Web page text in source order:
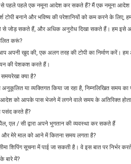
से पहले पहले एक नमूना आदेश कर सकते हैं? मैं एक नमूना
टोपी बनाने और भविष्य की परेशानियों को कम करने के
से जोड़ सकते हैं, और अधिक अनुरोध दिखा सकते हैं। हम इसे
करूं?
अपनी खुद की, एक अलग तरह की टोपी का निर्माण करें।
की पेशकश करते हैं।
क्या है?
या व्यक्तिगत किया जा रहा है, निम्नलिखित
को आपके पास भेजने में लगने वाले समय के अतिरिक्त
पसंद करते हैं?
एल / सी द्वारा अपने भुगतान की व्यवस्था कर सकते हैं
और मेरे माल को आने में कितना समय लगता है?
शिपिंग सूचना में पाई जा सकती है। वे इस बात पर निर्भर
बारे में?